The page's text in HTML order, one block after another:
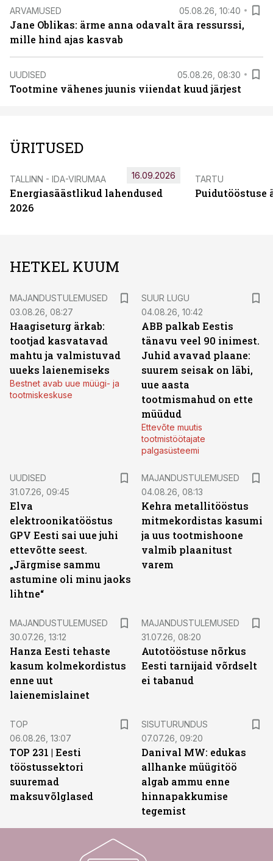
ARVAMUSED 05.08.26, 10:40
Jane Oblikas: ärme anna odavalt ära ressurssi,
mille hind ajas kasvab
UUDISED 05.08.26, 08:30
Tootmine vähenes juunis viiendat kuud järjest
ÜRITUSED
TALLINN - IDA-VIRUMAA
Energiasäästlikud lahendused
2026
16.09.2026 TARTU
Puidutööstuse
HETKEL KUUM
MAJANDUSTULEMUSED
03.08.26, 08:27
Haagiseturg ärkab:
tootjad kasvatavad
mahtu ja valmistuvad
uueks laienemiseks
Bestnet avab uue müügi- ja
tootmiskeskuse
SUUR LUGU
04.08.26, 10:42
ABB palkab Eestis
tänavu veel 90 inimest.
Juhid avavad plaane:
suurem seisak on läbi,
uue aasta
tootmismahud on ette
müüdud
Ettevõte muutis
tootmistöötajate
palgasüsteemi
UUDISED
31.07.26, 09:45
Elva
elektroonikatööstus
GPV Eesti sai uue juhi
ettevõtte seest.
„Järgmise sammu
astumine oli minu jaoks
lihtne“
MAJANDUSTULEMUSED
04.08.26, 08:13
Kehra metallitööstus
mitmekordistas kasumi
ja uus tootmishoone
valmib plaanitust
varem
MAJANDUSTULEMUSED
30.07.26, 13:12
Hanza Eesti tehaste
kasum kolmekordistus
enne uut
laienemislainet
MAJANDUSTULEMUSED
31.07.26, 08:20
Autotööstuse nõrkus
Eesti tarnijaid võrdselt
ei tabanud
TOP
06.08.26, 13:07
TOP 231 | Eesti
tööstussektori
suuremad
maksuvõlglased
SISUTURUNDUS
07.07.26, 09:20
Danival MW: edukas
allhanke müügitöö
algab ammu enne
hinnapakkumise
tegemist